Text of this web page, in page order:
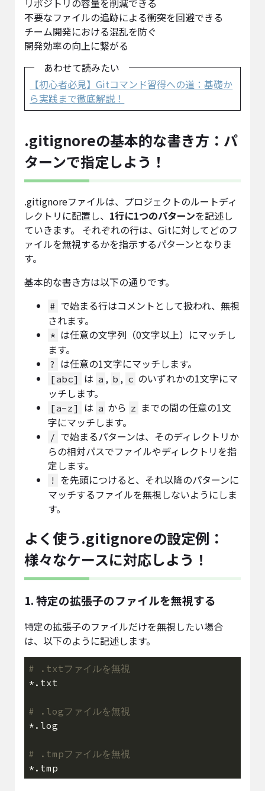
リポジトリの容量を削減できる
不要なファイルの追跡による衝突を回避できる
チーム開発における混乱を防ぐ
開発効率の向上に繋がる
あわせて読みたい
【初心者必見】Gitコマンド習得への道：基礎か
ら実践まで徹底解説！
.gitignoreの基本的な書き方：パ
ターンで指定しよう！
.gitignoreファイルは、プロジェクトのルートディ
レクトリに配置し、 1行に1つのパターンを記述し
ていきます。 それぞれの行は、Gitに対してどのフ
ァイルを無視するかを指示するパターンとなりま
す。
基本的な書き方は以下の通りです。
# で始まる行はコメントとして扱われ、無視
されます。
* は任意の文字列（0文字以上）にマッチし
ます。
? は任意の1文字にマッチします。
[abc] は a , b , c のいずれかの1文字にマ
ッチします。
[a-z] は a から z までの間の任意の1文
字にマッチします。
/ で始まるパターンは、そのディレクトリか
らの相対パスでファイルやディレクトリを指
定します。
!
を先頭につけると、それ以降のパターンに
マッチするファイルを無視しないようにしま
す。
よく使う.gitignoreの設定例：
様々なケースに対応しよう！
1. 特定の拡張子のファイルを無視する
特定の拡張子のファイルだけを無視したい場合
は、以下のように記述します。
# .txtファイルを無視
# .logファイルを無視
# .tmpファイルを無視